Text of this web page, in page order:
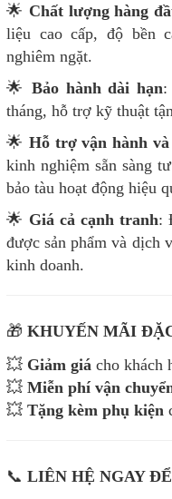
🌟 Chất lượng hàng
liệu cao cấp, độ bền
nghiêm ngặt.
🌟Bảo hành dài hạn:
tháng, hỗ trợ kỹ thuật
🌟 Hỗ trợ vận hành
kinh nghiệm sẵn sàng
bảo tàu hoạt động hiệu
🌟 Giá cả cạnh tranh:
được sản phẩm và dịch
kinh doanh.
🎁 KHUYẾN MÃI
💥 Giảm giá cho khách
💥 Miễn phí vận
💥 Tặng kèm phụ kiện
📞 LIÊN HỆ NGAY